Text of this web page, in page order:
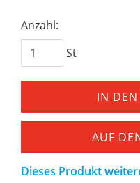
Anzahl:
St
IN DEN
AUF
Dieses Produkt